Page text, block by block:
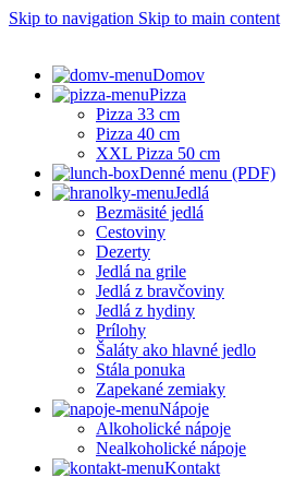
Skip to navigation Skip to main content
Domov
Pizza
Pizza 33 cm
Pizza 40 cm
XXL Pizza 50 cm
Denné menu (PDF)
Jedlá
Bezmäsité jedlá
Cestoviny
Dezerty
Jedlá na grile
Jedlá z bravčoviny
Jedlá z hydiny
Prílohy
Šaláty ako hlavné jedlo
Stála ponuka
Zapekané zemiaky
Nápoje
Alkoholické nápoje
Nealkoholické nápoje
Kontakt